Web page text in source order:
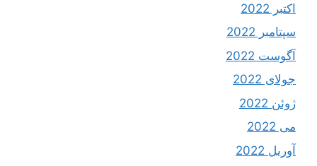
اکتبر 2022
سپتامبر 2022
آگوست 2022
جولای 2022
ژوئن 2022
می 2022
آوریل 2022